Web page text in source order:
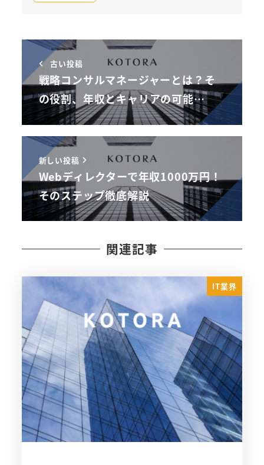
古い投稿
戦略コンサルマネージャーとは？そ
の役割、年収とキャリアの可能…
新しい投稿
Webディレクターで年収1000万円！
そのステップ徹底解説
関連記事
IT業界